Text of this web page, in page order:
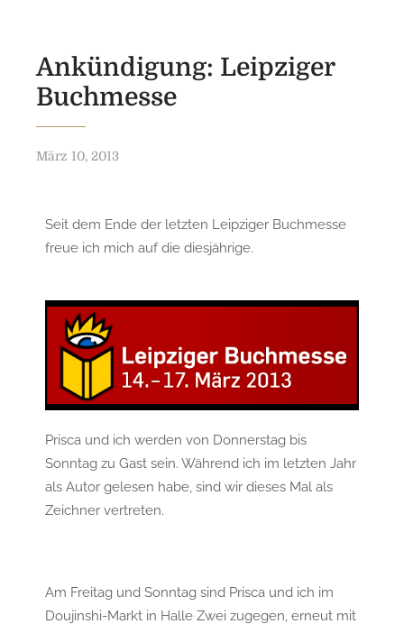
Ankündigung: Leipziger
Buchmesse
März 10, 2013
Seit dem Ende der letzten Leipziger Buchmesse
freue ich mich auf die diesjährige.
Prisca und ich werden von Donnerstag bis
Sonntag zu Gast sein. Während ich im letzten Jahr
als Autor gelesen habe, sind wir dieses Mal als
Zeichner vertreten.
Am Freitag und Sonntag sind Prisca und ich im
Doujinshi-Markt in Halle Zwei zugegen, erneut mit